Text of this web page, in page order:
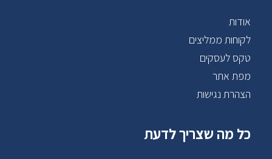
אודות
לקוחות ממליצים
טקס לעסקים
מפת אתר
הצהרת נגישות
כל מה שצריך לדעת